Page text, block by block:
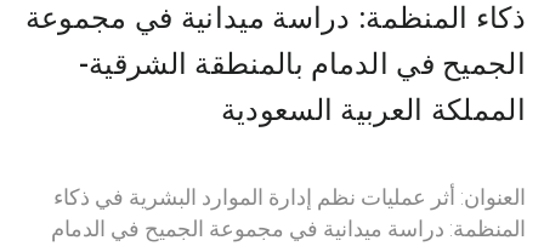
ذكاء المنظمة: دراسة ميدانية في مجموعة
الجميح في الدمام بالمنطقة الشرقية-
المملكة العربية السعودية
العنوان: أثر عمليات نظم إدارة الموارد البشرية في ذكاء
المنظمة: دراسة ميدانية في مجموعة الجميح في الدمام